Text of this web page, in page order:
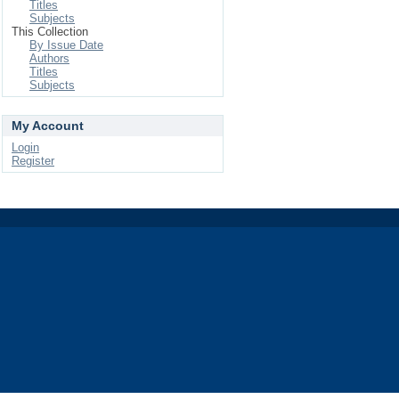
Titles
Subjects
This Collection
By Issue Date
Authors
Titles
Subjects
My Account
Login
Register